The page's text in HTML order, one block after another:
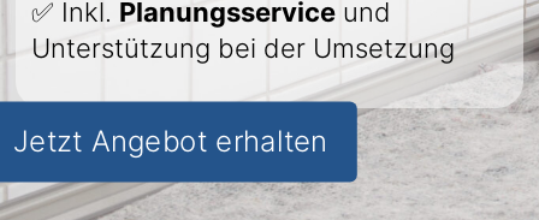
✅ Inkl. Planungsservice und
Unterstützung bei der Umsetzung
Jetzt Angebot erhalten